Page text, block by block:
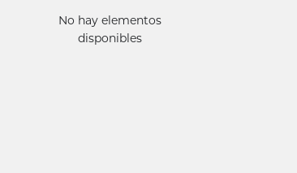
No hay elementos
disponibles